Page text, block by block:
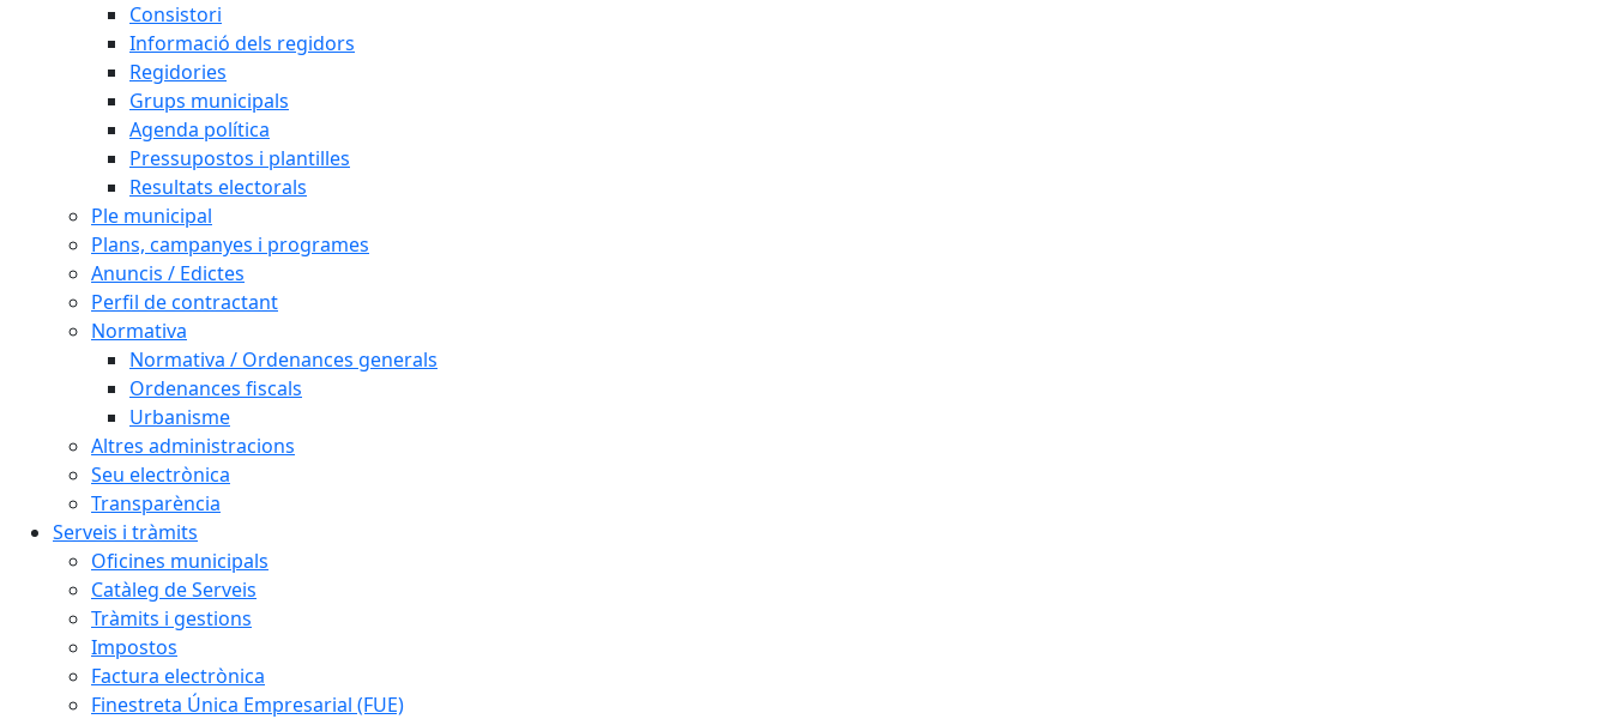
Consistori
Informació dels regidors
Regidories
Grups municipals
Agenda política
Pressupostos i plantilles
Resultats electorals
Ple municipal
Plans, campanyes i programes
Anuncis / Edictes
Perfil de contractant
Normativa
Normativa / Ordenances generals
Ordenances fiscals
Urbanisme
Altres administracions
Seu electrònica
Transparència
Serveis i tràmits
Oficines municipals
Catàleg de Serveis
Tràmits i gestions
Impostos
Factura electrònica
Finestreta Única Empresarial (FUE)